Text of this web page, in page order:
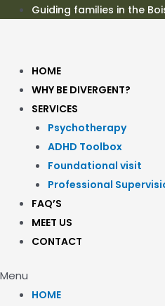
Guiding families in the
HOME
WHY BE DIVERGENT?
SERVICES
Psychotherapy
ADHD Toolbox
Foundational visit
Professional
FAQ’S
MEET US
CONTACT
Menu
HOME